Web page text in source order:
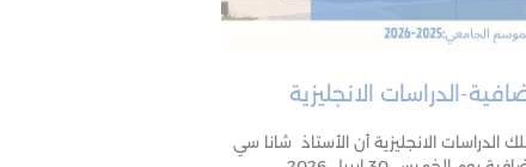
الدراسات الانجليزية
الانجليزية أن الأستاذ شانا سي